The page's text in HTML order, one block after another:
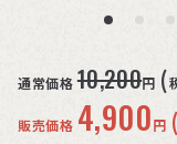
通常価格10,200円 (
販売価格 4,900円